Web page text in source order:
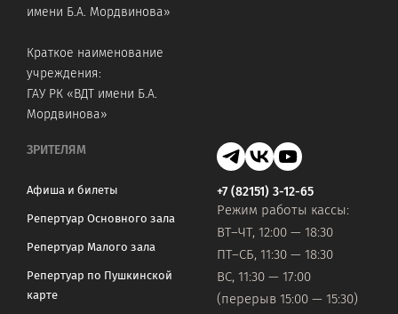
имени Б.А. Мордвинова»
Краткое наименование
учреждения:
ГАУ РК «ВДТ имени Б.А.
Мордвинова»
ЗРИТЕЛЯМ
Афиша и билеты
Репертуар Основного зала
Репертуар Малого зала
Репертуар по Пушкинской
карте
+7 (82151) 3-12-65
Режим работы кассы:
ВТ–ЧТ, 12:00 — 18:30
ПТ–СБ, 11:30 — 18:30
ВС, 11:30 — 17:00
(перерыв 15:00 — 15:30)